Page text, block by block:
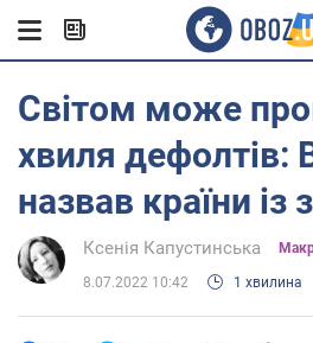
Світом може
хвиля дефолтів:
назвав країни із
Ксенія Капустинська
8.07.2022 10:42 1 хвилина